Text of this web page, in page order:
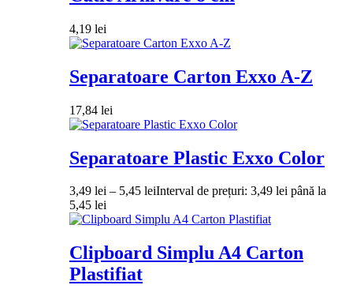
4,19 lei
Separatoare Carton Exxo A-Z
17,84 lei
Separatoare Plastic Exxo Color
3,49 lei – 5,45 leiInterval de prețuri: 3,49 lei până la
5,45 lei
Clipboard Simplu A4 Carton
Plastifiat